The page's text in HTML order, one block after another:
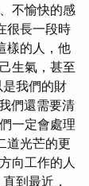
不愉快的感
很長一段時
樣的人，他
生氣，甚至
我們的財
們還需要清
一定會處理
道光芒的更
向工作的人
到最近，